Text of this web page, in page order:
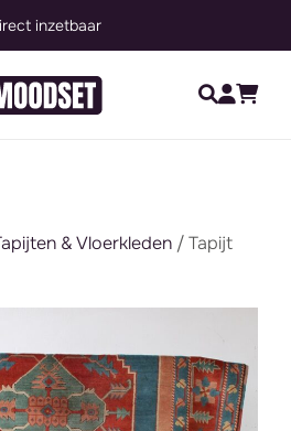
inzetbaar
& Vloerkleden / Tapijt